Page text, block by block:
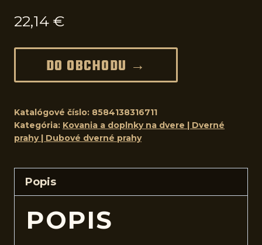
22,14 €
DO OBCHODU →
Katalógové číslo: 8584138316711
Kategória: Kovania a doplnky na dvere | Dverné
prahy | Dubové dverné prahy
Popis
POPIS